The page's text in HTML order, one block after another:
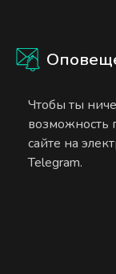
Чтобы ты
возможность
сайте на
Telegram.